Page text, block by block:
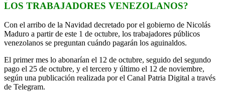
LOS TRABAJADORES VENEZOLANOS?
Con el arribo de la Navidad decretado por el gobierno de Nicolás
Maduro a partir de este 1 de octubre, los trabajadores públicos
venezolanos se preguntan cuándo pagarán los aguinaldos.
El primer mes lo abonarían el 12 de octubre, seguido del segundo
pago el 25 de octubre, y el tercero y último el 12 de noviembre,
según una publicación realizada por el Canal Patria Digital a través
de Telegram.